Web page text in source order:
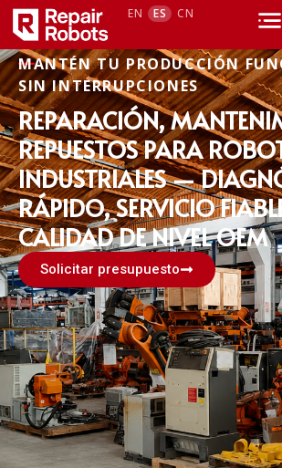
EN ES CN
MANTÉN TU PRODUCCIÓN
SIN INTERRUPCIONES
REPARACIÓN,
REPUESTOS PARA
INDUSTRIALES —
RÁPIDO, SERVICIO
CALIDAD DE NIVEL OEM
Solicitar presupuesto